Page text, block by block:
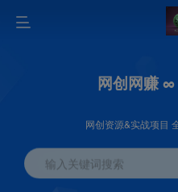
网创网赚
网创资源&实战项目
输入关键词搜索